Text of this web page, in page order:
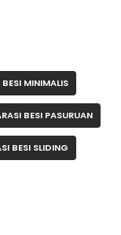
MINIMALIS
BESI PASURUAN
BESI SLIDING